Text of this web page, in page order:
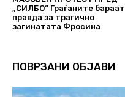
„СИЛБО“ Граѓаните бараат
правда за трагично
загинатата Фросина
ПОВРЗАНИ ОБЈАВИ